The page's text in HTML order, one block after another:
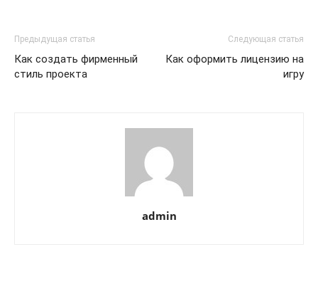
Предыдущая статья
Как создать фирменный
стиль проекта
Следующая статья
Как оформить лицензию на
игру
admin